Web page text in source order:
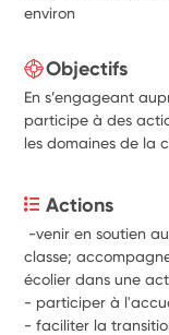
environ
Objectifs
En s’engageant
participe à des
les domaines de la
Actions
-venir en soutien
classe;
écolier dans une
- participer à
- faciliter la